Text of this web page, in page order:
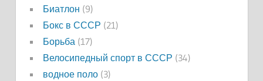
Биатлон (9)
Бокс в СССР (21)
Борьба (17)
Велосипедный спорт в СССР (34)
водное поло(3)